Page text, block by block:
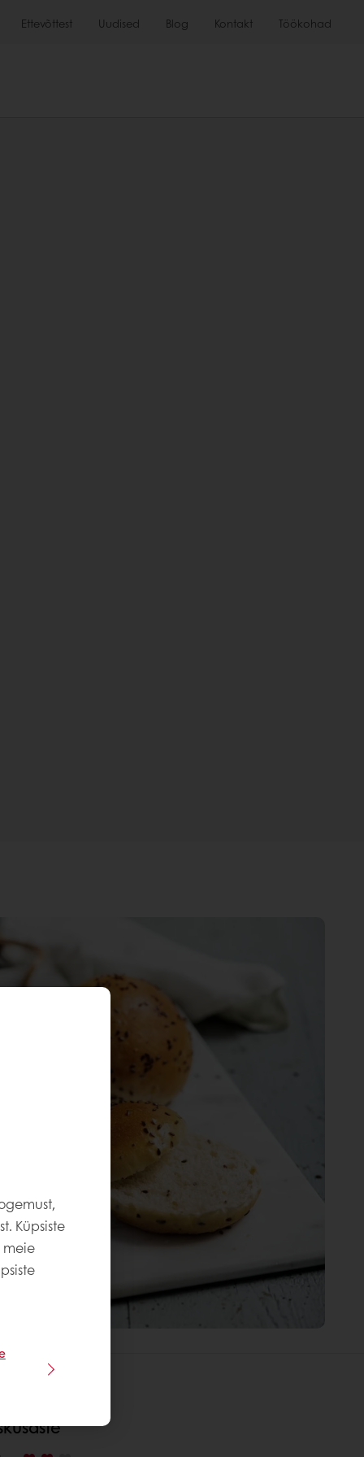
Ettevõttest Uudised Blog Kontakt Töökohad
Küpsiste
meie